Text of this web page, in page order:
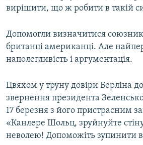
вирішити, що ж робити в такій
Допомогли визначитися
британці американці. Але
наполегливість і аргументація.
Цвяхом у труну довіри Берліна
звернення президента
17 березня з його пристрасним
«Канлере Шольц, зруйнуйте
неволею! Допоможіть зупинити